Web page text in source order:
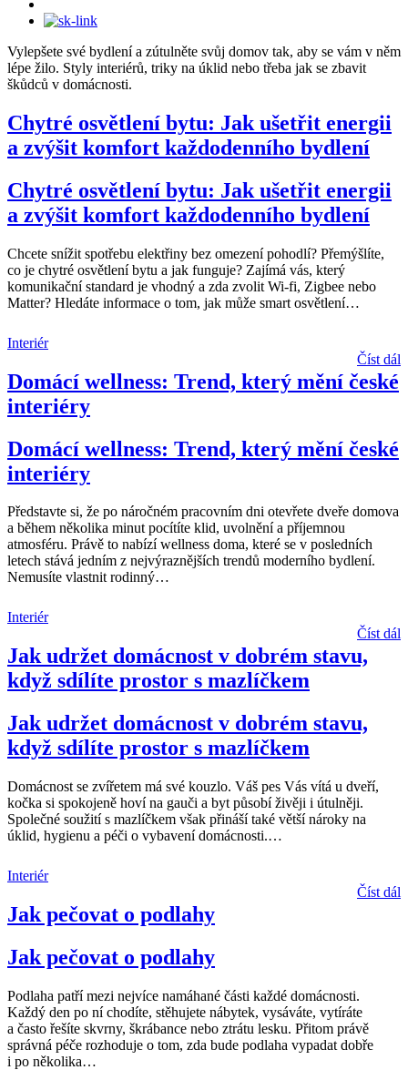
Vylepšete své bydlení a zútulněte svůj domov tak, aby se vám v něm
lépe žilo. Styly interiérů, triky na úklid nebo třeba jak se zbavit
škůdců v domácnosti.
Chytré osvětlení bytu: Jak ušetřit energii
a zvýšit komfort každodenního bydlení
Chytré osvětlení bytu: Jak ušetřit energii
a zvýšit komfort každodenního bydlení
Chcete snížit spotřebu elektřiny bez omezení pohodlí? Přemýšlíte,
co je chytré osvětlení bytu a jak funguje? Zajímá vás, který
komunikační standard je vhodný a zda zvolit Wi-fi, Zigbee nebo
Matter? Hledáte informace o tom, jak může smart osvětlení…
Interiér
Číst dál
Domácí wellness: Trend, který mění české
interiéry
Domácí wellness: Trend, který mění české
interiéry
Představte si, že po náročném pracovním dni otevřete dveře domova
a během několika minut pocítíte klid, uvolnění a příjemnou
atmosféru. Právě to nabízí wellness doma, které se v posledních
letech stává jedním z nejvýraznějších trendů moderního bydlení.
Nemusíte vlastnit rodinný…
Interiér
Číst dál
Jak udržet domácnost v dobrém stavu,
když sdílíte prostor s mazlíčkem
Jak udržet domácnost v dobrém stavu,
když sdílíte prostor s mazlíčkem
Domácnost se zvířetem má své kouzlo. Váš pes Vás vítá u dveří,
kočka si spokojeně hoví na gauči a byt působí živěji i útulněji.
Společné soužití s mazlíčkem však přináší také větší nároky na
úklid, hygienu a péči o vybavení domácnosti.…
Interiér
Číst dál
Jak pečovat o podlahy
Jak pečovat o podlahy
Podlaha patří mezi nejvíce namáhané části každé domácnosti.
Každý den po ní chodíte, stěhujete nábytek, vysáváte, vytíráte
a často řešíte skvrny, škrábance nebo ztrátu lesku. Přitom právě
správná péče rozhoduje o tom, zda bude podlaha vypadat dobře
i po několika…